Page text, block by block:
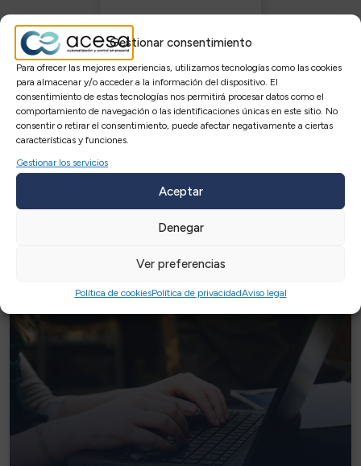
Gestionar consentimiento
Para ofrecer las mejores experiencias, utilizamos tecnologías como las cookies
para almacenar y/o acceder a la información del dispositivo. El
consentimiento de estas tecnologías nos permitirá procesar datos como el
comportamiento de navegación o las identificaciones únicas en este sitio. No
consentir o retirar el consentimiento, puede afectar negativamente a ciertas
características y funciones.
Gestionar los servicios
Aceptar
Denegar
Ver preferencias
Política de cookiesPolítica de privacidadAviso legal
Serviciosrelacionados